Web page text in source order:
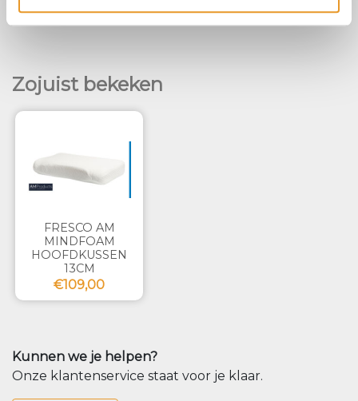
Zojuist bekeken
FRESCO AM
MINDFOAM
HOOFDKUSSEN
13CM
€109,00
Kunnen we je helpen?
Onze klantenservice staat voor je klaar.